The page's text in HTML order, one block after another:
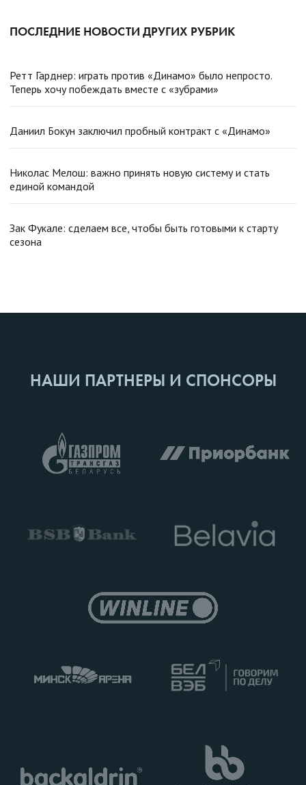
ПОСЛЕДНИЕ НОВОСТИ ДРУГИХ РУБРИК
Ретт Гарднер: играть против «Динамо» было непросто.
Теперь хочу побеждать вместе с «зубрами»
Даниил Бокун заключил пробный контракт с «Динамо»
Николас Мелош: важно принять новую систему и стать
единой командой
Зак Фукале: сделаем все, чтобы быть готовыми к старту
сезона
НАШИ ПАРТНЕРЫ И СПОНСОРЫ